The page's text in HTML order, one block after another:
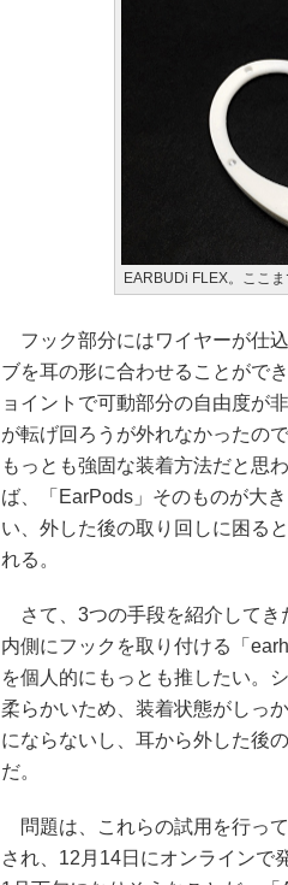
EARBUDi FLEX。ここ
フック部分にはワイヤーが仕
ブを耳の形に合わせることがで
ョイントで可動部分の自由度が
が転げ回ろうが外れなかったの
もっとも強固な装着方法だと思
ば、「EarPods」そのものが大
い、外した後の取り回しに困る
れる。
さて、3つの手段を紹介してき
内側にフックを取り付ける「
を個人的にもっとも推したい。
柔らかいため、装着状態がしっ
にならないし、耳から外した後
だ。
問題は、これらの試用を行っ
され、12月14日にオンラインで